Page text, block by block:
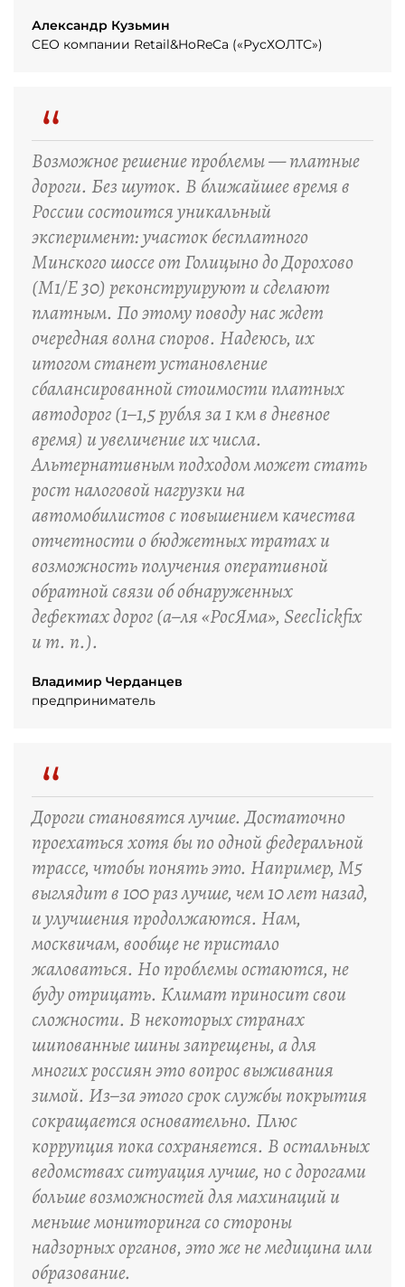
Александр Кузьмин
CEO компании Retail&HoReCa («РусХОЛТС»)
“
Возможное решение проблемы — платные
дороги. Без шуток. В ближайшее время в
России состоится уникальный
эксперимент: участок бесплатного
Минского шоссе от Голицыно до Дорохово
(M1/E 30) реконструируют и сделают
платным. По этому поводу нас ждет
очередная волна споров. Надеюсь, их
итогом станет установление
сбалансированной стоимости платных
автодорог (1–1,5 рубля за 1 км в дневное
время) и увеличение их числа.
Альтернативным подходом может стать
рост налоговой нагрузки на
автомобилистов с повышением качества
отчетности о бюджетных тратах и
возможность получения оперативной
обратной связи об обнаруженных
дефектах дорог (а–ля «РосЯма», Seeclickfix
и т. п.).
Владимир Черданцев
предприниматель
“
Дороги становятся лучше. Достаточно
проехаться хотя бы по одной федеральной
трассе, чтобы понять это. Например, М5
выглядит в 100 раз лучше, чем 10 лет назад,
и улучшения продолжаются. Нам,
москвичам, вообще не пристало
жаловаться. Но проблемы остаются, не
буду отрицать. Климат приносит свои
сложности. В некоторых странах
шипованные шины запрещены, а для
многих россиян это вопрос выживания
зимой. Из–за этого срок службы покрытия
сокращается основательно. Плюс
коррупция пока сохраняется. В остальных
ведомствах ситуация лучше, но с дорогами
больше возможностей для махинаций и
меньше мониторинга со стороны
надзорных органов, это же не медицина или
образование.